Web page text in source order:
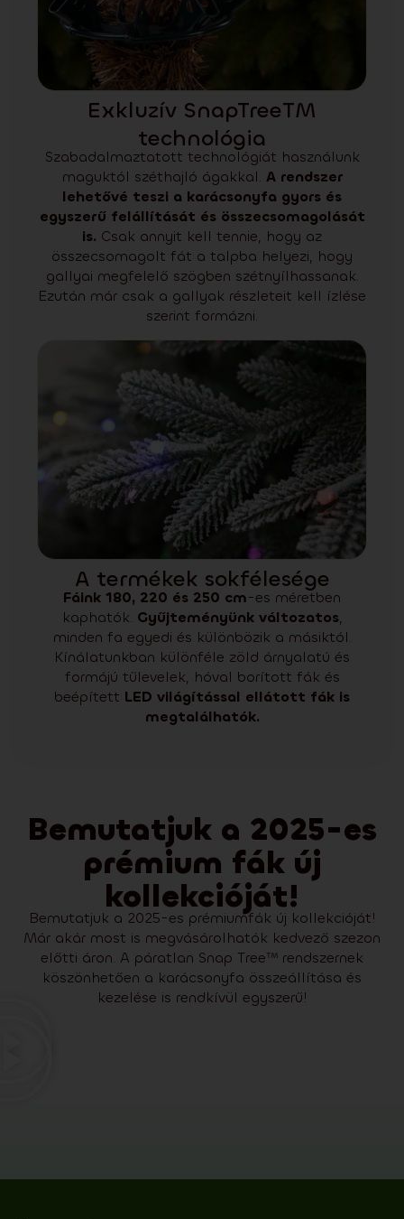
Exkluzív SnapTreeTM
technológia
Szabadalmaztatott technológiát használunk
maguktól széthajló ágakkal. A rendszer
lehetővé teszi a karácsonyfa gyors és
egyszerű felállítását és összecsomagolását
is. Csak annyit kell tennie, hogy az
összecsomagolt fát a talpba helyezi, hogy
gallyai megfelelő szögben szétnyílhassanak.
Ezután már csak a gallyak részleteit kell ízlése
szerint formázni.
A termékek sokfélesége
Fáink 180, 220 és 250 cm-es méretben
kaphatók. Gyűjteményünk változatos,
minden fa egyedi és különbözik a másiktól.
Kínálatunkban különféle zöld árnyalatú és
formájú tűlevelek, hóval borított fák és
beépített LED világítással ellátott fák is
megtalálhatók.
Bemutatjuk a 2025-es
prémium fák új
kollekcióját!
Bemutatjuk a 2025-es prémiumfák új kollekcióját!
Már akár most is megvásárolhatók kedvező szezon
előtti áron. A páratlan Snap Tree™ rendszernek
köszönhetően a karácsonyfa összeállítása és
kezelése is rendkívül egyszerű!